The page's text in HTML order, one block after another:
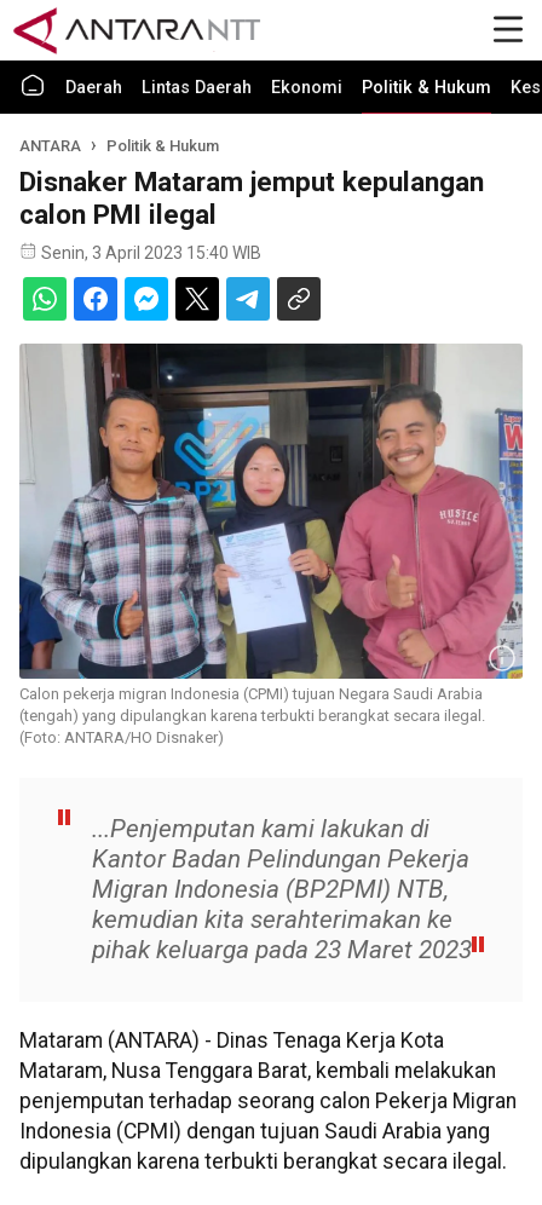
Daerah Lintas Daerah Ekonomi Politik & Hukum
ANTARA Politik & Hukum
Disnaker Mataram jemput kepulangan
calon PMI ilegal
Senin, 3 April 2023 15:40 WIB
Calon pekerja migran Indonesia (CPMI) tujuan Negara Saudi Arabia
(tengah) yang dipulangkan karena terbukti berangkat secara ilegal.
(Foto: ANTARA/HO Disnaker)
...Penjemputan kami lakukan di
Kantor Badan Pelindungan Pekerja
Migran Indonesia (BP2PMI) NTB,
kemudian kita serahterimakan ke
pihak keluarga pada 23 Maret 2023
Mataram (ANTARA) - Dinas Tenaga Kerja Kota
Mataram, Nusa Tenggara Barat, kembali melakukan
penjemputan terhadap seorang calon Pekerja Migran
Indonesia (CPMI) dengan tujuan Saudi Arabia yang
dipulangkan karena terbukti berangkat secara ilegal.